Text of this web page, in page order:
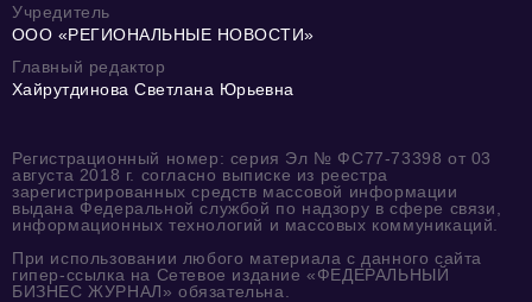
Учредитель
ООО «РЕГИОНАЛЬНЫЕ НОВОСТИ»
Главный редактор
Хайрутдинова Светлана Юрьевна
Регистрационный номер: серия Эл № ФС77-73398 от 03
августа 2018 г. согласно выписке из реестра
зарегистрированных средств массовой информации
выдана Федеральной службой по надзору в сфере связи,
информационных технологий и массовых коммуникаций.
При использовании любого материала с данного сайта
гипер-ссылка на Сетевое издание «ФЕДЕРАЛЬНЫЙ
БИЗНЕС ЖУРНАЛ» обязательна.